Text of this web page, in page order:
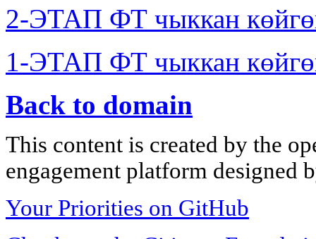
2-ЭТАП ФТ чыккан
1-ЭТАП ФТ чыккан
Back to domain
This content is created by the
engagement platform designed
Your Priorities on GitHub